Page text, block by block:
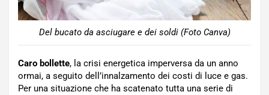
Del bucato da asciugare e dei soldi (Foto Canva)
Caro bollette, la crisi energetica imperversa da un anno
ormai, a seguito dell’innalzamento dei costi di luce e gas.
Per una situazione che ha scatenato tutta una serie di